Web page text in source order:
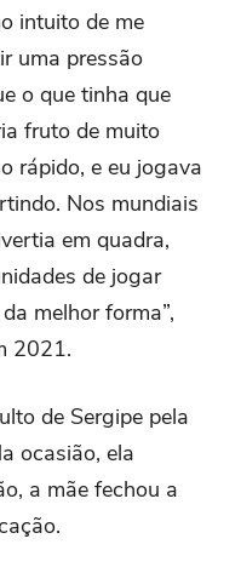
intuito de me
uma pressão
o que tinha que
fruto de muito
rápido, e eu jogava
Nos mundiais
em quadra,
de jogar
melhor forma”,
2021.
de Sergipe pela
ocasião, ela
a mãe fechou a